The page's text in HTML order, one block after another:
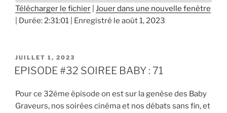
SHARE
EMBED
Télécharger le fichier Jouer dans une nouvelle fenêtre
Durée: 2:31:01 Enregistré le août 1, 2023
PUBLIÉ
LE
JUILLET 1, 2023
EPISODE #32 SOIREE BABY : 71
Pour ce 32ème épisode on est sur la genèse des Baby
Graveurs, nos soirées cinéma et nos débats sans fin, et